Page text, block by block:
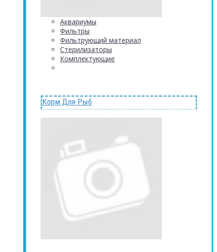
Аквариумы
Фильтры
Фильтрующий материал
Стерилизаторы
Комплектующие
Корм Для Рыб